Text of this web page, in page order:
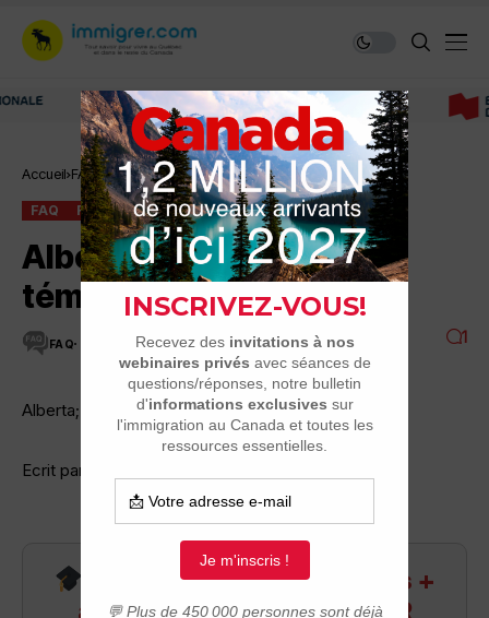
Immigrer au Canada: ressources et conseils
Accueil FAQ Alberta: beaucoup Infos, témoignages et liens…
FAQ RÉGIONS DU CANADA
Alberta: beaucoup Infos,
témoignages et liens…
FAQ 11 MINUTES DE LECTURE 5K VUES 1
Alberta; Infos, témoignages et liens…
Ecrit par: woool 21-12 à 19:52
Recevez infos exclusives +
accès aux webinaires Q&R